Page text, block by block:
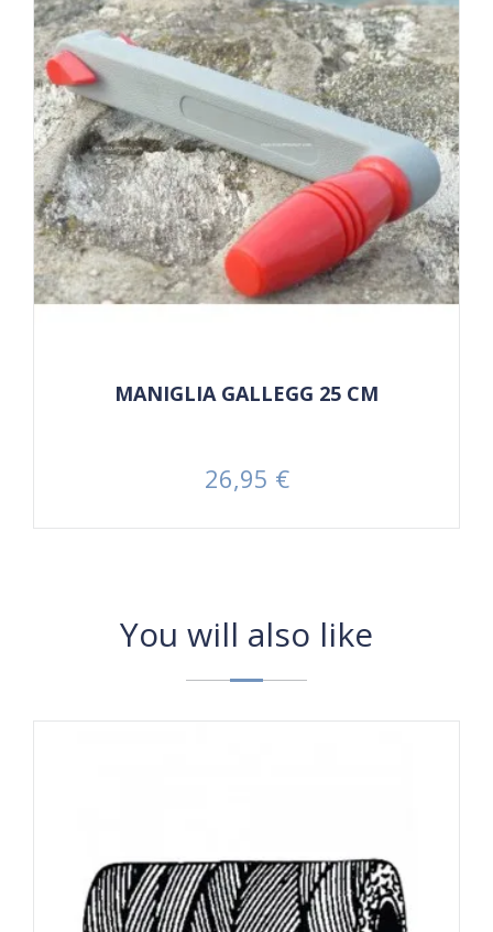
MANIGLIA GALLEGG 25 CM
Prezzo
26,95 €
You will also like